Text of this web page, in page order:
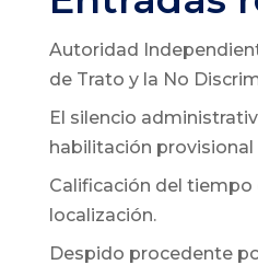
Autoridad
de Trato y la No
El silencio
habilitación provisional
Calificación del tiempo
localización.
Despido procedente